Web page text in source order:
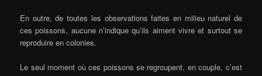
En outre, de toutes les observations faites en milieu naturel de
ces poissons, aucune n’indique qu’ils aiment vivre et surtout se
reproduire en colonies.
Le seul moment où ces poissons se regroupent, en couple, c’est